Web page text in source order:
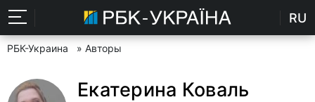
RU
РБК-Украина » Авторы
Екатерина Коваль